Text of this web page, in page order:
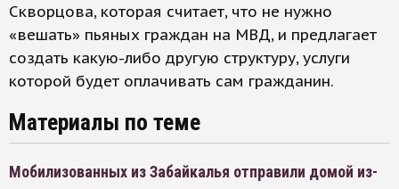
Скворцова, которая считает, что не нужно
«вешать» пьяных граждан на МВД, и предлагает
создать какую-либо другую структуру, услуги
которой будет оплачивать сам гражданин.
Материалы по теме
Мобилизованных из Забайкалья отправили домой из-